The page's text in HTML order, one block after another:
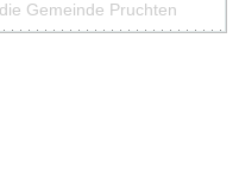
Gemeinde Pruchten